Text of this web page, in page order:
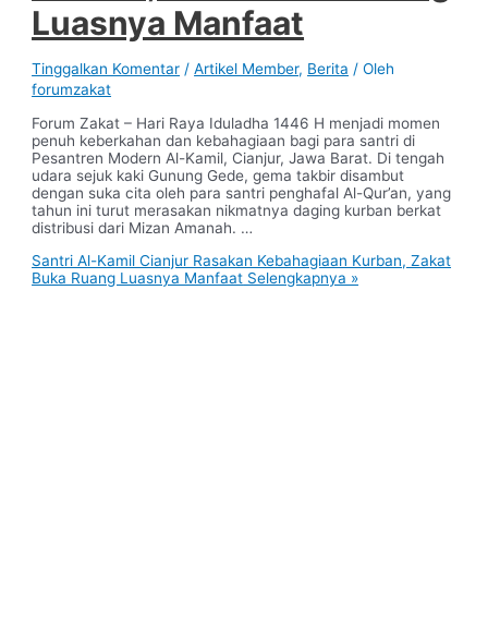
Luasnya Manfaat
Tinggalkan Komentar /Artikel Member, Berita / Oleh
forumzakat
Forum Zakat – Hari Raya Iduladha 1446 H menjadi momen
penuh keberkahan dan kebahagiaan bagi para santri di
Pesantren Modern Al-Kamil, Cianjur, Jawa Barat. Di tengah
udara sejuk kaki Gunung Gede, gema takbir disambut
dengan suka cita oleh para santri penghafal Al-Qur’an, yang
tahun ini turut merasakan nikmatnya daging kurban berkat
distribusi dari Mizan Amanah. …
Santri Al-Kamil Cianjur Rasakan Kebahagiaan Kurban, Zakat
Buka Ruang Luasnya Manfaat Selengkapnya »